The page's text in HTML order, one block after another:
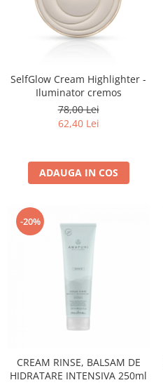
SelfGlow Cream Highlighter -
Iluminator cremos
78,00 Lei
62,40 Lei
ADAUGA IN COS
-20%
CREAM RINSE, BALSAM DE
HIDRATARE INTENSIVA 250ml